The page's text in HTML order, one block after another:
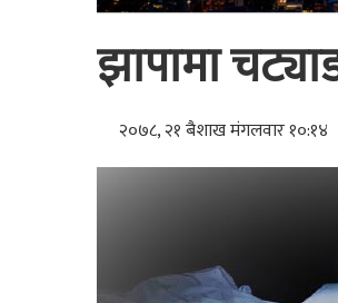
झापामा
२०७८, २१ बैशाख मंगलवार १०:१४